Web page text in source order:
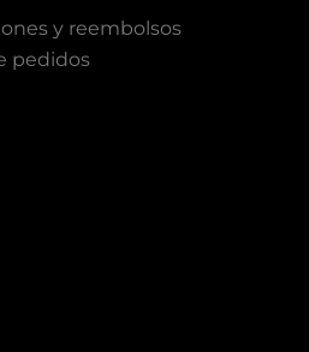
y reembolsos
pedidos